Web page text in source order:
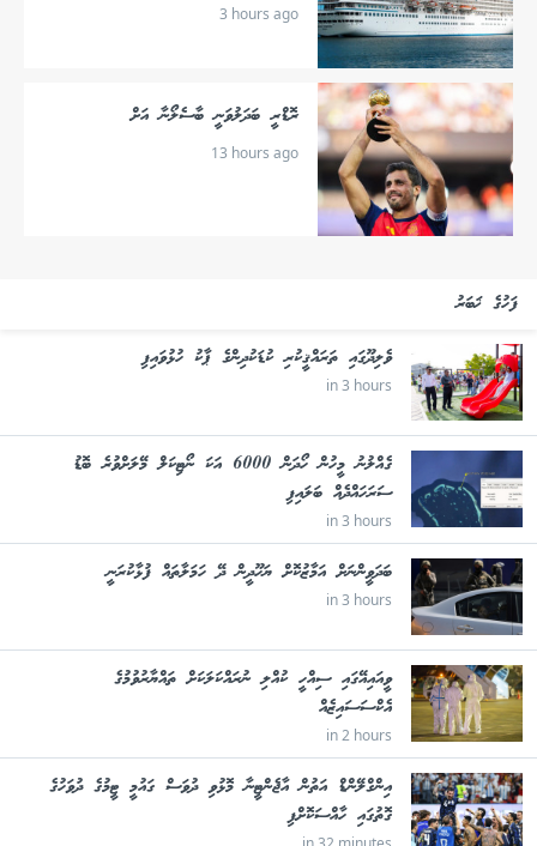
3 hours ago
ރޮޑްރީ ބަދަލުވަނީ ބާސެލޯނާ އަށް
13 hours ago
ފަހުގެ ޚަބަރު
ވެލިދޫގައި ތަރައްޤީކުރި ކުޑަކުދިންގެ ޕާކު ހުޅުވައިފި
in 3 hours
ގެއްލުނު މީހުން ހޯދަން 6000 އަކަ ނޯޓިކަލް މޭލަށްވުރެ ބޮޑު
ސަރަހައްދެއް ބަލައިފި
in 3 hours
ބަދަވީންނަށް އަމާޒުކޮށް ޔަހޫދީން ދޭ ހަމަލާތައް ފުޅާކުރަނީ
in 3 hours
ވީއައިއޭގައި ސިއްހީ ކުއްލި ނުރައްކަލަކަށް ތައްޔާރުވުމުގެ
އެކްސަސައިޒެއް
in 2 hours
އިންގްލޭންޑް އަތުން އާޖެންޓީނާ މޮޅުވި ދުވަސް ގައުމީ ޓީމުގެ ދުވަހުގެ
ގޮތުގައި ހާއްސަކޮށްފި